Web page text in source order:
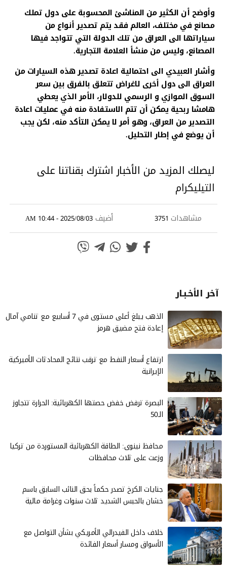
وأوضح أن الكثير من المناشئ المحسوبة على دول تملك
مصانع في مختلف، العالم فقد يتم تصدير أنواع من
سياراتها الى العراق من تلك الدولة التي تتواجد فيها
المصانع، وليس من منشأ العلامة التجارية.
وأشار العبيدي الى احتمالية اعادة تصدير هذه السيارات من
العراق الى دول أخرى لاغراض تتعلق بالفرق بين سعر
السوق الموازي و الرسمي للدولار، الأمر الذي يعطي
هامشا ربحية يمكن أن تتم الاستفادة منه في عمليات اعادة
التصدير من العراق، وهو أمر لا يمكن التأكد منه، لكن يجب
أن يوضع في إطار التحليل.
ليصلك المزيد من الأخبار اشترك بقناتنا على
التيليكرام
مشاهدات 3751 أضيف 2025/08/03 - 10:44 AM
آخر الأخـبـار
الذهب يبلغ أعلى مستوى في 7 أسابيع مع تنامي آمال
إعادة فتح مضيق هرمز
ارتفاع أسعار النفط مع ترقب نتائج المحادثات الأميركية
الإيرانية
البصرة ترفض خفض حصتها الكهربائية: الحرارة تتجاوز
الـ50
محافظ نينوى: الطاقة الكهربائية المستوردة من تركيا
وزعت على ثلاث محافظات
جنايات الكرخ تصدر حكماً بحق النائب السابق باسم
خشان بالحبس الشديد ثلاث سنوات وغرامة مالية
خلاف داخل الفيدرالي الأمريكي بشأن التواصل مع
الأسواق ومسار أسعار الفائدة